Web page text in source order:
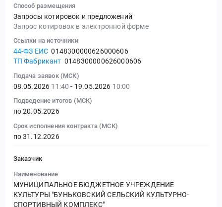
Способ размещения
Запросы котировок и предложений
Запрос котировок в электронной форме
Ссылки на источники
44-ФЗ ЕИС 0148300000626000606
ТП Фабрикант 0148300000626000606
Подача заявок (МСК)
08.05.2026 11:40 - 19.05.2026 10:00
Подведение итогов (МСК)
по 20.05.2026
Срок исполнения контракта (МСК)
по 31.12.2026
Заказчик
Наименование
МУНИЦИПАЛЬНОЕ БЮДЖЕТНОЕ УЧРЕЖДЕНИЕ
КУЛЬТУРЫ "БУНЬКОВСКИЙ СЕЛЬСКИЙ КУЛЬТУРНО-
СПОРТИВНЫЙ КОМПЛЕКС"